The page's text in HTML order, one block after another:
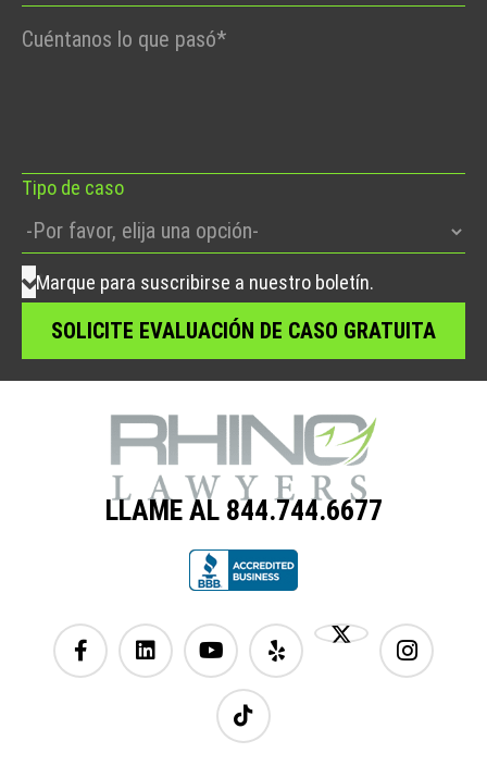
Por
Tipo de caso
Marque para suscribirse a nuestro boletín.
LLAME AL 844.744.6677